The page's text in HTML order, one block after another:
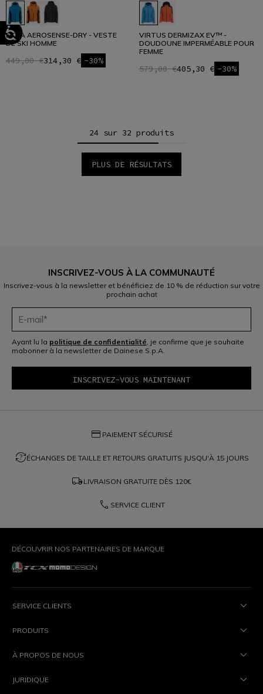
ETRA AEROSENSE-DRY - VESTE
DE SKI HOMME
449,00 €314,30 € -30%
VIRTUS DERMIZAX EV™ -
DOUDOUNE IMPERMÉABLE POUR
FEMME
579,00 €405,30 € -30%
24 sur 32 produits
PLUS DE RÉSULTATS
INSCRIVEZ-VOUS À LA COMMUNAUTÉ
Inscrivez-vous à la newsletter et bénéficiez de 10 % de réduction sur votre
prochain achat
Ayant lu la politique de confidentialité, je confirme que je souhaite
mabonner à la newsletter de Dainese S.p.A.
credit_card PAIEMENT SÉCURISÉ
question_exchangeÉCHANGES DE TAILLE ET RETOURS GRATUITS JUSQU'À 15 JOURS
local_shipping LIVRAISON GRATUITE DÈS 120€
phone SERVICE CLIENT
DÉCOUVRIR NOS PARTENAIRES DE MARQUE
SERVICE CLIENTS
PRODUITS
À PROPOS DE NOUS
JURIDIQUE